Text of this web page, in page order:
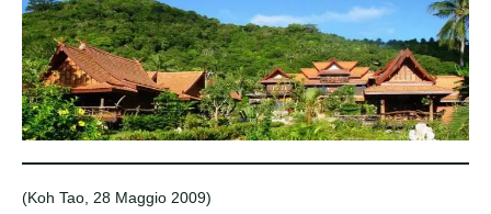
(Koh Tao, 28 Maggio 2009)